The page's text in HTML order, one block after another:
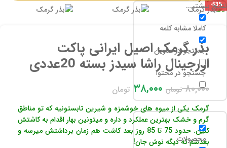
نتایج بیشتر...
کاملا مشابه کلمه
جستجو در عناوین
جستجو در محتوا
محصولات
-53%
بذر گرمک اصیل ایرانی پاکت
اورجینال راشا سیدز بسته 20عددی
۸۰,۰۰۰ تومان ۳۸,۰۰۰ تومان
گرمک یکی از میوه های خوشمزه و شیرین تابستونیه که تو مناطق
گرم و خشک بهترین عملکرد و داره و میتونین بهار اقدام به کاشتش
کنین. حدود 75 تا 85 روز بعد کاشت هم زمان برداشتش میرسه و
بعدشم که دیگه نوش جان!